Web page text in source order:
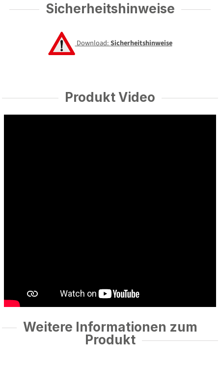
Sicherheitshinweise
Download:Sicherheitshinweise
Produkt Video
Weitere Informationen zum
Produkt